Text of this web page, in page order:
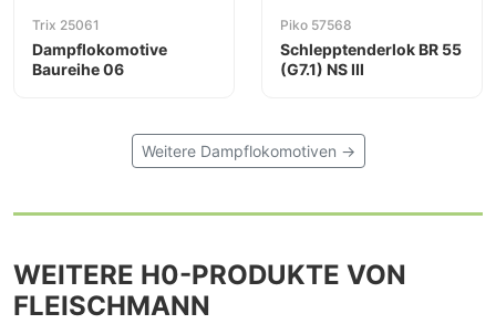
Trix 25061
Dampflokomotive
Baureihe 06
Piko 57568
Schlepptenderlok BR 55
(G7.1) NS III
Weitere Dampflokomotiven →
WEITERE H0-PRODUKTE VON
FLEISCHMANN